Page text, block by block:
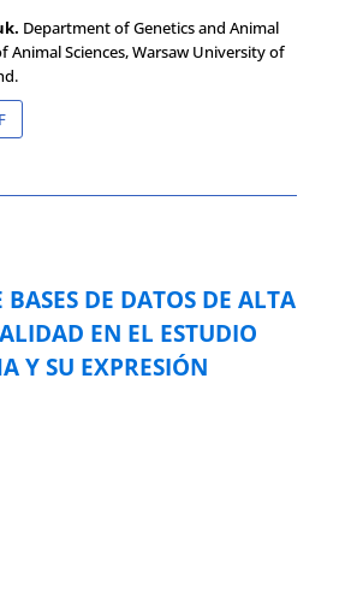
Department of Genetics and Animal
Animal Sciences, Warsaw University of
DE DATOS DE ALTA
EN EL ESTUDIO
Y SU EXPRESIÓN